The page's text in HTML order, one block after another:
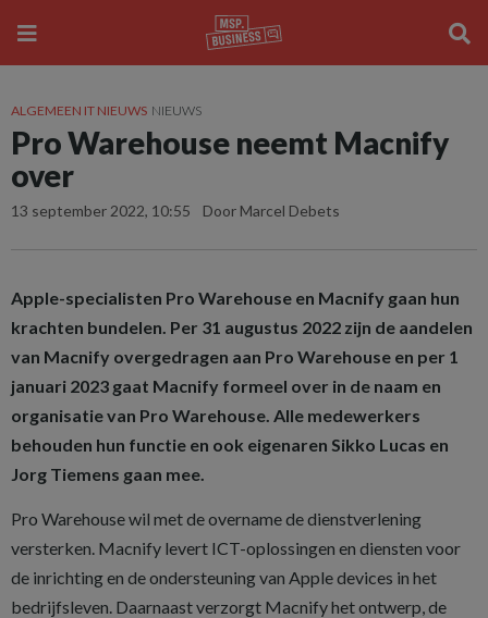
ALGEMEEN IT NIEUWS NIEUWS
Pro Warehouse neemt Macnify
over
13 september 2022, 10:55 Door Marcel Debets
Apple-specialisten Pro Warehouse en Macnify gaan hun
krachten bundelen. Per 31 augustus 2022 zijn de aandelen
van Macnify overgedragen aan Pro Warehouse en per 1
januari 2023 gaat Macnify formeel over in de naam en
organisatie van Pro Warehouse. Alle medewerkers
behouden hun functie en ook eigenaren Sikko Lucas en
Jorg Tiemens gaan mee.
Pro Warehouse wil met de overname de dienstverlening
versterken. Macnify levert ICT-oplossingen en diensten voor
de inrichting en de ondersteuning van Apple devices in het
bedrijfsleven. Daarnaast verzorgt Macnify het ontwerp, de